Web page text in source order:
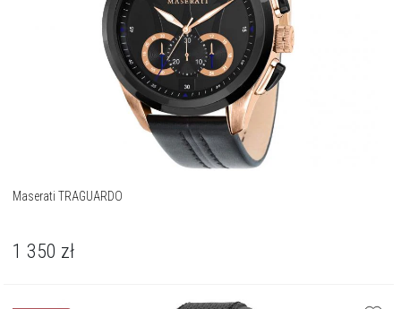
Maserati TRAGUARDO
1 350 zł